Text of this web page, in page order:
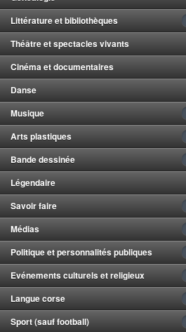
Littérature et bibliothèques
Théâtre et spectacles vivants
Cinéma et documentaires
Danse
Musique
Arts plastiques
Bande dessinée
Légendaire
Savoir faire
Médias
Politique et personnalités publiques
Evénements culturels et religieux
Langue corse
Sport (sauf football)